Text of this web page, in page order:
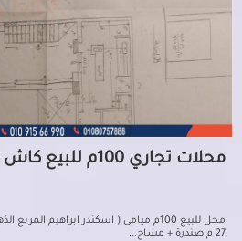
محلات تجاري 100م للبيع كاش بميامي الإسكندرية
27 م صندرة + مساح...